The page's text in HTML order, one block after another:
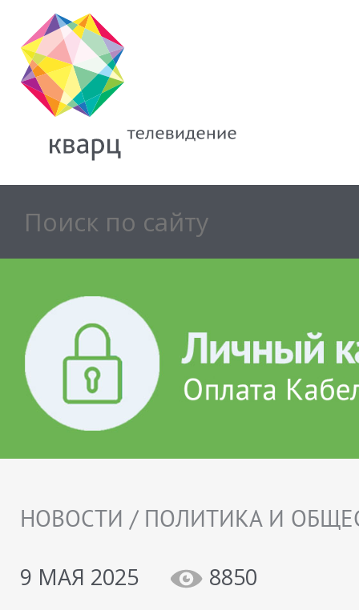
НОВОСТИ / ПОЛИТИКА И
9 МАЯ 2025
8850